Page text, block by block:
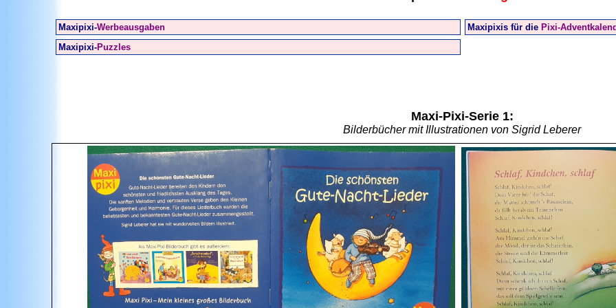
Maxipixi-Werbeausgaben Maxipixis für die Pixi-
Maxipixi-Puzzles
Maxi-Pixi-Serie 1:
Bilderbücher mit Illustrationen von Sigrid Leberer